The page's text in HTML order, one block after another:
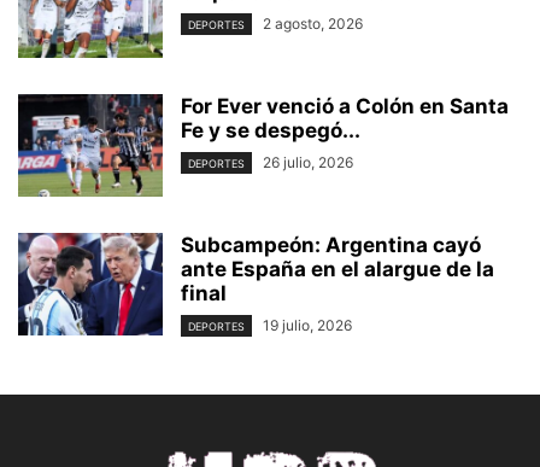
DEPORTES 2 agosto, 2026
For Ever venció a Colón en Santa
Fe y se despegó...
DEPORTES 26 julio, 2026
Subcampeón: Argentina cayó
ante España en el alargue de la
final
DEPORTES 19 julio, 2026